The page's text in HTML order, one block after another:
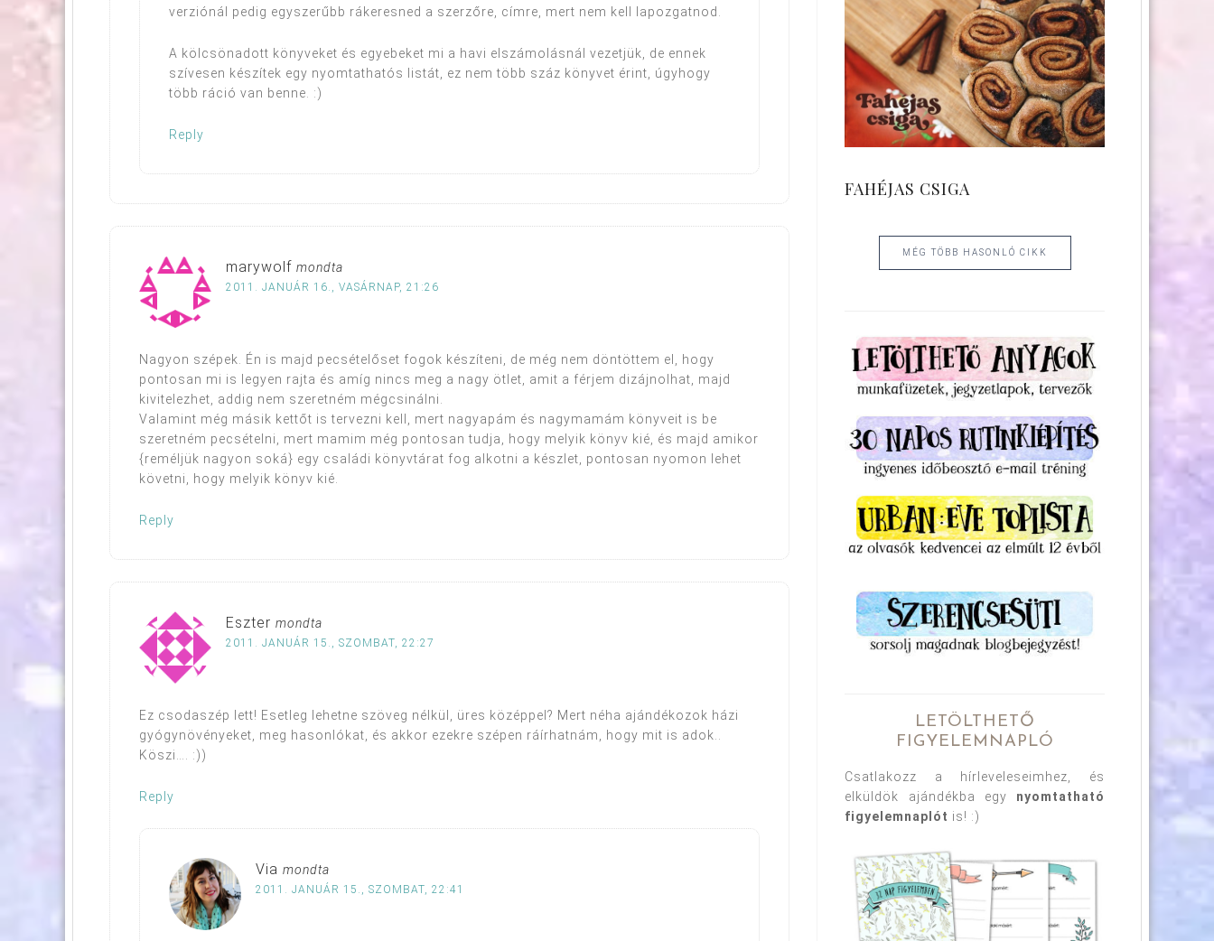
verziónál pedig egyszerűbb rákeresned a szerzőre, címre, mert nem kell lapozgatnod.
A kölcsönadott könyveket és egyebeket mi a havi elszámolásnál vezetjük, de ennek
szívesen készítek egy nyomtathatós listát, ez nem több száz könyvet érint, úgyhogy
több ráció van benne. :)
Reply
marywolf mondta
2011. JANUÁR 16., VASÁRNAP, 21:26
Nagyon szépek. Én is majd pecsételőset fogok készíteni, de még nem döntöttem el, hogy
pontosan mi is legyen rajta és amíg nincs meg a nagy ötlet, amit a férjem dizájnolhat, majd
kivitelezhet, addig nem szeretném mégcsinálni.
Valamint még másik kettőt is tervezni kell, mert nagyapám és nagymamám könyveit is be
szeretném pecsételni, mert mamim még pontosan tudja, hogy melyik könyv kié, és majd amikor
{reméljük nagyon soká} egy családi könyvtárat fog alkotni a készlet, pontosan nyomon lehet
követni, hogy melyik könyv kié.
Reply
Eszter mondta
2011. JANUÁR 15., SZOMBAT, 22:27
Ez csodaszép lett! Esetleg lehetne szöveg nélkül, üres középpel? Mert néha ajándékozok házi
gyógynövényeket, meg hasonlókat, és akkor ezekre szépen ráírhatnám, hogy mit is adok..
Köszi…. :))
Reply
Via mondta
2011. JANUÁR 15., SZOMBAT, 22:41
FAHÉJAS CSIGA
MÉG TÖBB HASONLÓ CIKK
LETÖLTHETŐ
FIGYELEMNAPLÓ
Csatlakozz a hírleveleseimhez, és
elküldök ajándékba egy nyomtatható
figyelemnaplót is! :)